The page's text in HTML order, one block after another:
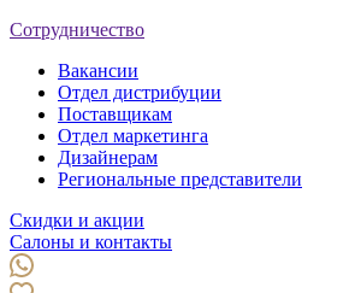
Сотрудничество
Вакансии
Отдел дистрибуции
Поставщикам
Отдел маркетинга
Дизайнерам
Региональные представители
Скидки и акции
Салоны и контакты